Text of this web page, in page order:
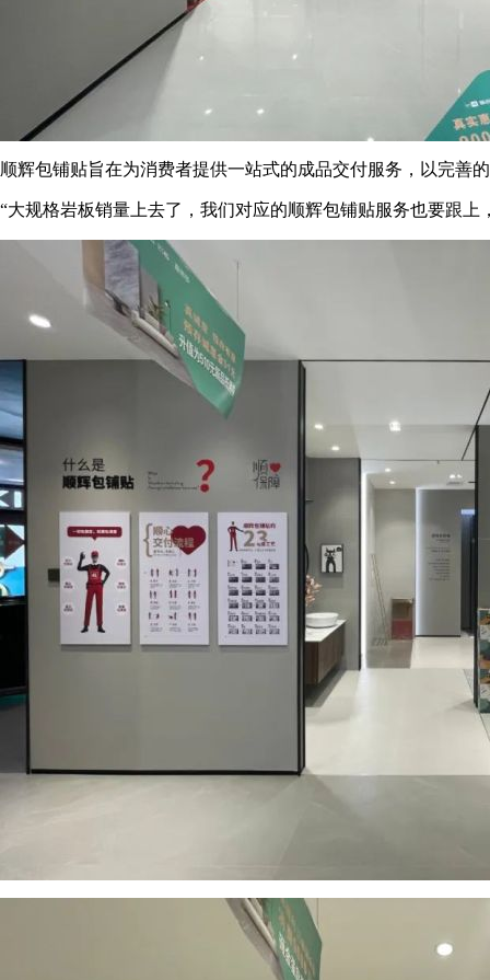
顺辉包铺贴旨在为消费者提供一站式的成品交付服务，以完善
“大规格岩板销量上去了，我们对应的顺辉包铺贴服务也要跟上